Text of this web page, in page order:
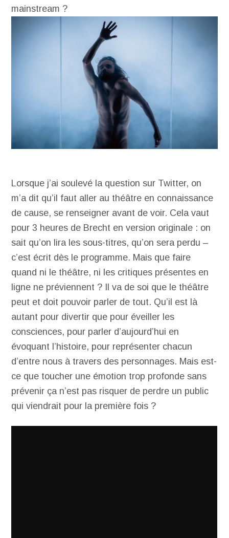
mainstream ?
Lorsque j’ai soulevé la question sur Twitter, on
m’a dit qu’il faut aller au théâtre en connaissance
de cause, se renseigner avant de voir. Cela vaut
pour 3 heures de Brecht en version originale : on
sait qu’on lira les sous-titres, qu’on sera perdu –
c’est écrit dès le programme. Mais que faire
quand ni le théâtre, ni les critiques présentes en
ligne ne préviennent ? Il va de soi que le théâtre
peut et doit pouvoir parler de tout. Qu’il est là
autant pour divertir que pour éveiller les
consciences, pour parler d’aujourd’hui en
évoquant l’histoire, pour représenter chacun
d’entre nous à travers des personnages. Mais est-
ce que toucher une émotion trop profonde sans
prévenir ça n’est pas risquer de perdre un public
qui viendrait pour la première fois ?